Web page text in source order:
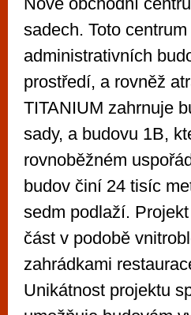
sadech. Toto
administrativních
prostředí, a rovněž
TITANIUM zahrnuje
sady, a budovu 1B,
rovnoběžném
budov činí 24 tisíc
sedm podlaží.
část v podobě
zahrádkami
Unikátnost projektu